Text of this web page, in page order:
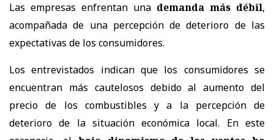
Las empresas enfrentan una demanda más débil,
acompañada de una percepción de deterioro de las
expectativas de los consumidores.
Los entrevistados indican que los consumidores se
encuentran más cautelosos debido al aumento del
precio de los combustibles y a la percepción de
deterioro de la situación económica local. En este